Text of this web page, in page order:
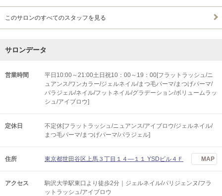
このサロンのすべてのスタッフを見る
サロンデータ
営業時間
平日10:00～21:00土日祝10：00～19：00[フラットラッシュ/ニ
ュアンス/ワンカラー/ジェルネイル/まつ毛パーマ/まつげパーマ/
パラジェル/ネイル/フットネイル/グラデーション/ボリュームラッ
シュ/アイブロウ]
定休日
不定休[フラットラッシュ/ニュアンス/アイブロウ/ジェルネイル/
まつ毛パーマ/まつげパーマ/パラジェル]
住所 東京都世田谷区上馬３丁目１４―１１ YSDビル４Ｆ MAP
アクセス
駒沢大学駅東口より徒歩2分｜ジェルネイル/パリジェンヌ/フラ
ットラッシュ/アイブロウ